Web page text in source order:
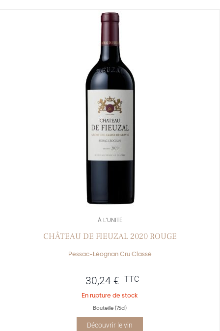
À L’UNITÉ
CHÂTEAU DE FIEUZAL 2020 ROUGE
Pessac-Léognan Cru Classé
30,24 € TTC
En rupture de stock
Bouteille (75cl)
Découvrir le vin